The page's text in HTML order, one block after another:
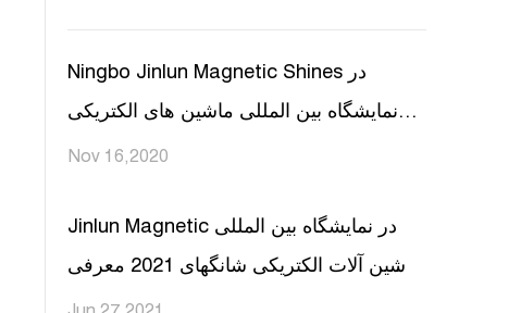
Ningbo Jinlun Magnetic Shines در
نمایشگاه بین المللی ماشین های الکتریکی
شانگهای 2020
Nov 16,2020
Jinlun Magnetic در نمایشگاه بین المللی
ماشین آلات الکتریکی شانگهای 2021 معرفی
شد